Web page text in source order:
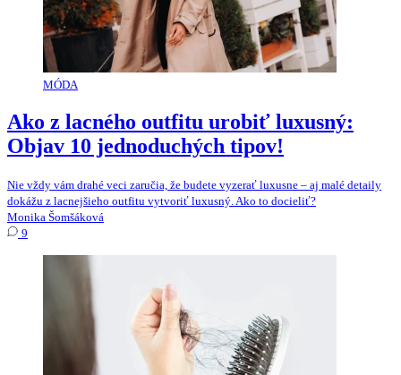
MÓDA
Ako z lacného outfitu urobiť luxusný:
Objav 10 jednoduchých tipov!
Nie vždy vám drahé veci zaručia, že budete vyzerať luxusne – aj malé detaily
dokážu z lacnejšieho outfitu vytvoriť luxusný. Ako to docieliť?
Monika Šomšáková
9